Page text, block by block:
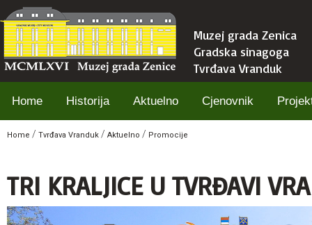
Muzej grada Zenica
Gradska sinagoga
Tvrđava Vranduk
Home Historija Aktuelno Cjenovnik
Home / Tvrđava Vranduk / Aktuelno / Promocije
TRI KRALJICE U TVRĐAVI